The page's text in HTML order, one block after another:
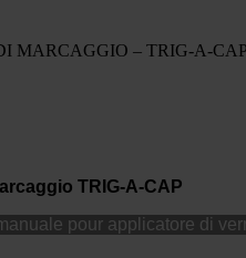
MARCAGGIO – TRIG-A-
TRIG-A-CAP
pour applicatore di